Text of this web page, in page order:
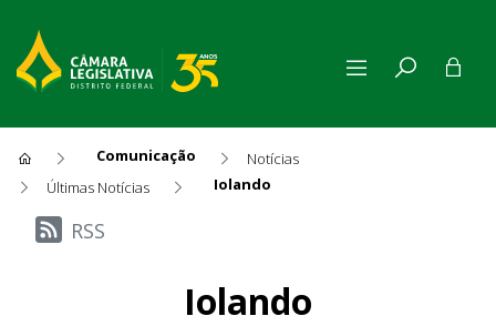
Comunicação
Notícias
Últimas Notícias
Iolando
Últimas Notícias
RSS
Iolando